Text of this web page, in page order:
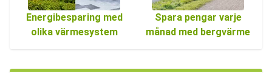
Energibesparing med
olika värmesystem
Spara pengar varje
månad med bergvärme